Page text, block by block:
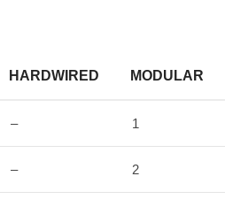
HARDWIRED MODULAR
– 1
– 2